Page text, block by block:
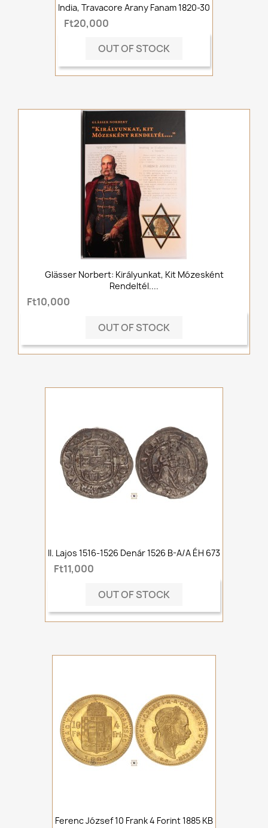
India, Travacore Arany Fanam 1820-30
Ft20,000
OUT OF STOCK
Glässer Norbert: Királyunkat, Kit Mózesként
Rendeltél....
Ft10,000
OUT OF STOCK
II. Lajos 1516-1526 Denár 1526 B-A/A ÉH 673
Ft11,000
OUT OF STOCK
Ferenc József 10 Frank 4 Forint 1885 KB